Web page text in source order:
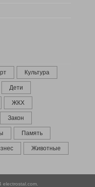
Культура
Дети
ЖКХ
Закон
Память
Животные
electrostal.com.